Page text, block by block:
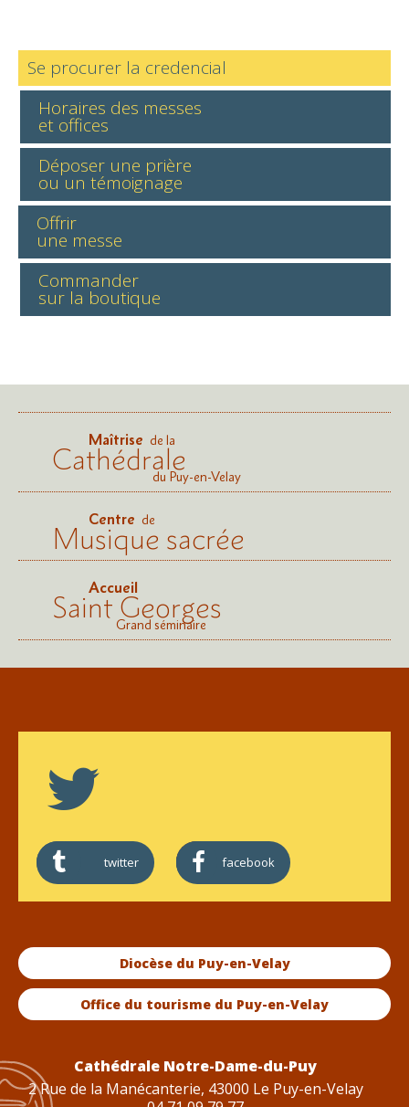
Se procurer la credencial
Horaires des messes
et offices
Déposer une prière
ou un témoignage
Offrir
une messe
Commander
sur la boutique
Maîtrise de la
Cathédraledu Puy-en-Velay
Centre de
Musique sacrée
Accueil
Saint Georges
Grand séminaire
twitter facebook
Diocèse du Puy-en-Velay
Office du tourisme du Puy-en-Velay
Cathédrale Notre-Dame-du-Puy
2 Rue de la Manécanterie, 43000 Le Puy-en-Velay